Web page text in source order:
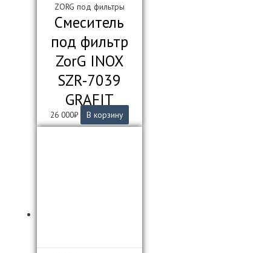
ZORG под фильтры
Смеситель
под фильтр
ZorG INOX
SZR-7039
GRAFIT
26 000₽ В корзину